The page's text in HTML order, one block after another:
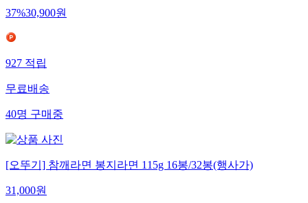
37%30,900원
927적립
무료배송
40명구매중
[오뚜기] 참깨라면 봉지라면 115g 16봉/32봉(행사가)
31,000원